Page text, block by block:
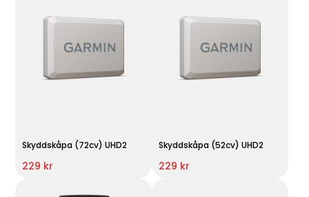
Skyddskåpa (72cv) UHD2
229 kr
Skyddskåpa (52cv) UHD2
229 kr